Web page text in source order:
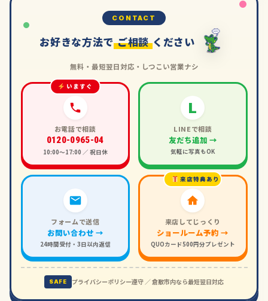
CONTACT
お好きな方法で ご相談 ください
無料・最短翌日対応・しつこい営業ナシ
いますぐ
お電話で相談
0120-0965-04
10:00〜17:00 ／ 祝日休
L
LINEで相談
友だち追加 →
気軽に写真もOK
フォームで送信
お問い合わせ →
24時間受付・3日以内返信
来店特典あり
来店してじっくり
ショールーム予約 →
QUOカード500円分プレゼント
SAFE プライバシーポリシー遵守 ／ 倉敷市内なら最短翌日対応